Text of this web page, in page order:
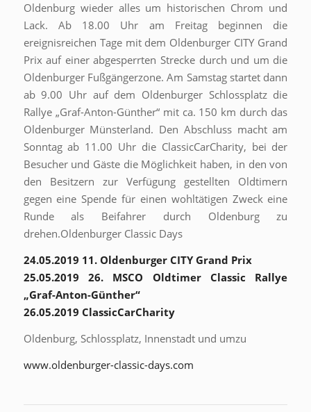
Oldenburg wieder alles um historischen Chrom und
Lack. Ab 18.00 Uhr am Freitag beginnen die
ereignisreichen Tage mit dem Oldenburger CITY Grand
Prix auf einer abgesperrten Strecke durch und um die
Oldenburger Fußgängerzone. Am Samstag startet dann
ab 9.00 Uhr auf dem Oldenburger Schlossplatz die
Rallye „Graf-Anton-Günther“ mit ca. 150 km durch das
Oldenburger Münsterland. Den Abschluss macht am
Sonntag ab 11.00 Uhr die ClassicCarCharity, bei der
Besucher und Gäste die Möglichkeit haben, in den von
den Besitzern zur Verfügung gestellten Oldtimern
gegen eine Spende für einen wohltätigen Zweck eine
Runde als Beifahrer durch Oldenburg zu
drehen.Oldenburger Classic Days
24.05.2019 11. Oldenburger CITY Grand Prix
25.05.2019 26. MSCO Oldtimer Classic Rallye
„Graf-Anton-Günther“
26.05.2019 ClassicCarCharity
Oldenburg, Schlossplatz, Innenstadt und umzu
www.oldenburger-classic-days.com